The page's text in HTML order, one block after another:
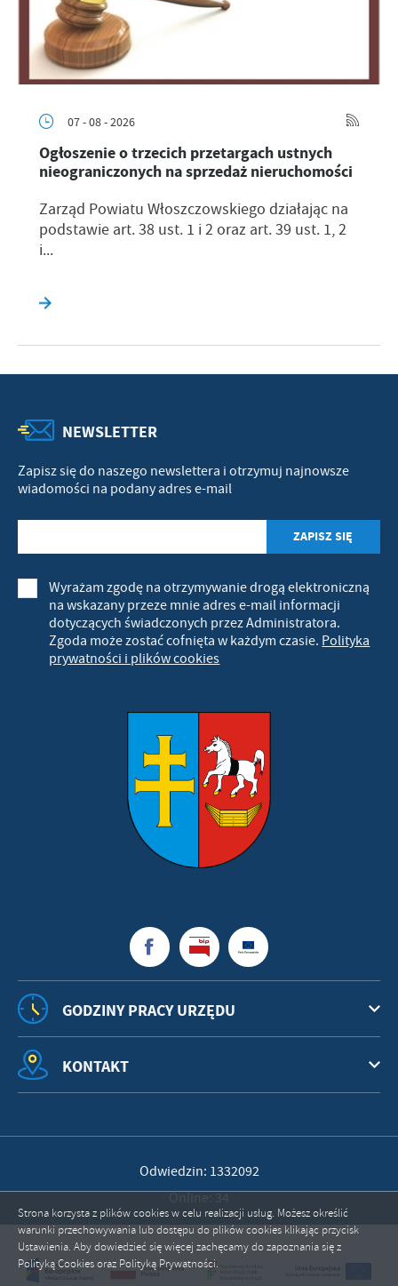
07 - 08 - 2026
Ogłoszenie o trzecich przetargach ustnych
nieograniczonych na sprzedaż nieruchomości
Zarząd Powiatu Włoszczowskiego działając na
podstawie art. 38 ust. 1 i 2 oraz art. 39 ust. 1, 2
i...
NEWSLETTER
Zapisz się do naszego newslettera i otrzymuj najnowsze
wiadomości na podany adres e-mail
Wyrażam zgodę na otrzymywanie drogą elektroniczną
na wskazany przeze mnie adres e-mail informacji
dotyczących świadczonych przez Administratora.
Zgoda może zostać cofnięta w każdym czasie. Polityka
prywatności i plików cookies
GODZINY PRACY URZĘDU
KONTAKT
Odwiedzin: 1332092
Strona korzysta z plików cookies w celu realizacji usług. Możesz określić
warunki przechowywania lub dostępu do plików cookies klikając przycisk
Ustawienia. Aby dowiedzieć się więcej zachęcamy do zapoznania się z
Polityką Cookies oraz Polityką Prywatności.
ZAPISZ WYBRANE